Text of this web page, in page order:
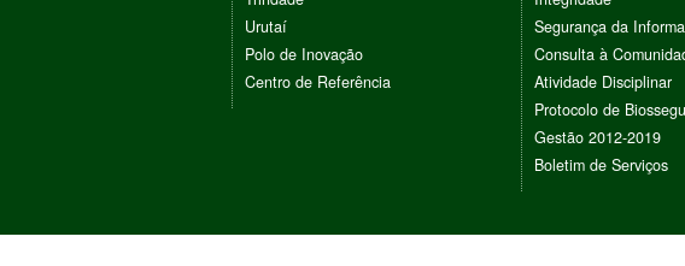
Urutaí
Polo de Inovação
Centro de Referência
Segurança da
Consulta à
Atividade Disciplinar
Protocolo de
Gestão 2012-2019
Boletim de Serviços